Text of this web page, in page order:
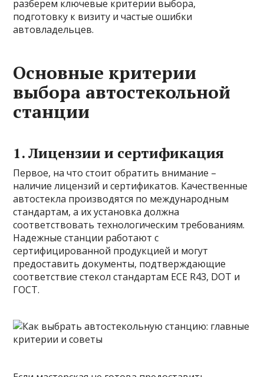
разберем ключевые критерии выбора,
подготовку к визиту и частые ошибки
автовладельцев.
Основные критерии
выбора автостекольной
станции
1. Лицензии и сертификация
Первое, на что стоит обратить внимание –
наличие лицензий и сертификатов. Качественные
автостекла производятся по международным
стандартам, а их установка должна
соответствовать технологическим требованиям.
Надежные станции работают с
сертифицированной продукцией и могут
предоставить документы, подтверждающие
соответствие стекол стандартам ECE R43, DOT и
ГОСТ.